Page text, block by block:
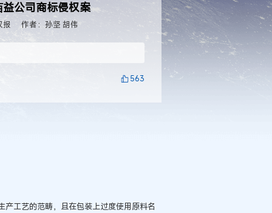
公司商标侵权案
报 作者：孙坚 胡伟
563
工艺的范畴，且在包装上过度使用原料名